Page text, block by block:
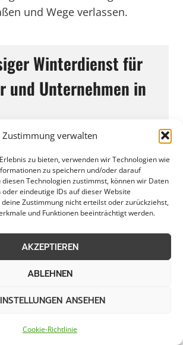
Zustimmung verwalten
zu bieten, verwenden wir Technologien wie
zu speichern und/oder darauf
Technologien zustimmst, können wir Daten
eindeutige IDs auf dieser Website
Zustimmung nicht erteilst oder zurückziehst,
und Funktionen beeinträchtigt werden.
AKZEPTIEREN
ABLEHNEN
ANSEHEN
Cookie-Richtlinie
und Wege verlassen.
Winterdienst für
und Unternehmen in
zuverlässiger Winterdienst für
Kommunen und private
um sicher durch die
zu kommen. Die professionelle
von Gehwegen,
sorgt nicht nur für
Erreichbarkeit, sondern auch
von Fußgängern und
Gerade in Melle, wo die
effektiver Winterdienst von